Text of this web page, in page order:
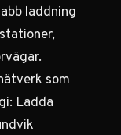
laddning
som
Ladda